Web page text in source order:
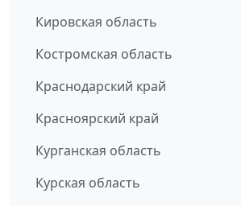
Кировская область
Костромская область
Краснодарский край
Красноярский край
Курганская область
Курская область